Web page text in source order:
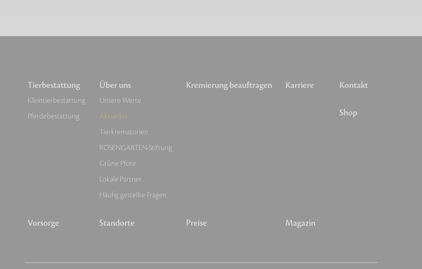
Tierbestattung
Kleintierbestattung
Pferdebestattung
Vorsorge
Über uns
Unsere Werte
Aktuelles
Tierkrematorien
ROSENGARTEN-Stiftung
Grüne Pfote
Lokale Partner
Häufig gestellte Fragen
Standorte
Kremierung beauftragen
Preise
Karriere
Magazin
Kontakt
Shop